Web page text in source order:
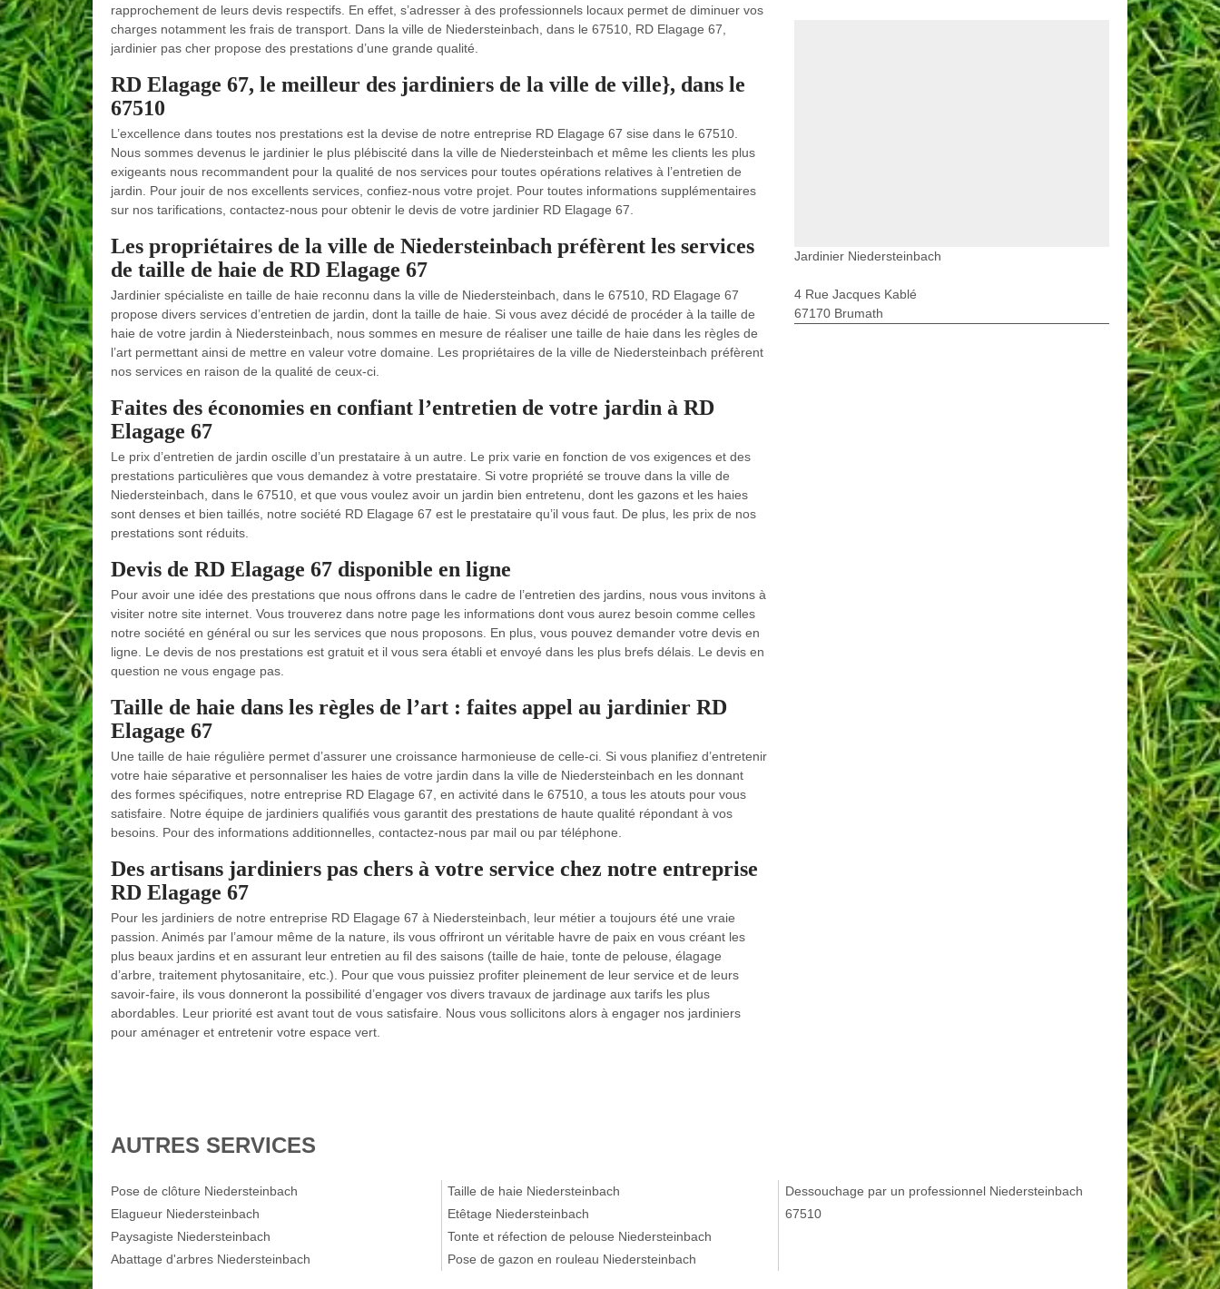
rapprochement de leurs devis respectifs. En effet, s’adresser à des professionnels locaux permet de diminuer vos
charges notamment les frais de transport. Dans la ville de Niedersteinbach, dans le 67510, RD Elagage 67,
jardinier pas cher propose des prestations d’une grande qualité.
RD Elagage 67, le meilleur des jardiniers de la ville de ville}, dans le
67510
L’excellence dans toutes nos prestations est la devise de notre entreprise RD Elagage 67 sise dans le 67510.
Nous sommes devenus le jardinier le plus plébiscité dans la ville de Niedersteinbach et même les clients les plus
exigeants nous recommandent pour la qualité de nos services pour toutes opérations relatives à l’entretien de
jardin. Pour jouir de nos excellents services, confiez-nous votre projet. Pour toutes informations supplémentaires
sur nos tarifications, contactez-nous pour obtenir le devis de votre jardinier RD Elagage 67.
Les propriétaires de la ville de Niedersteinbach préfèrent les services
de taille de haie de RD Elagage 67
Jardinier spécialiste en taille de haie reconnu dans la ville de Niedersteinbach, dans le 67510, RD Elagage 67
propose divers services d’entretien de jardin, dont la taille de haie. Si vous avez décidé de procéder à la taille de
haie de votre jardin à Niedersteinbach, nous sommes en mesure de réaliser une taille de haie dans les règles de
l’art permettant ainsi de mettre en valeur votre domaine. Les propriétaires de la ville de Niedersteinbach préfèrent
nos services en raison de la qualité de ceux-ci.
Faites des économies en confiant l’entretien de votre jardin à RD
Elagage 67
Le prix d’entretien de jardin oscille d’un prestataire à un autre. Le prix varie en fonction de vos exigences et des
prestations particulières que vous demandez à votre prestataire. Si votre propriété se trouve dans la ville de
Niedersteinbach, dans le 67510, et que vous voulez avoir un jardin bien entretenu, dont les gazons et les haies
sont denses et bien taillés, notre société RD Elagage 67 est le prestataire qu’il vous faut. De plus, les prix de nos
prestations sont réduits.
Devis de RD Elagage 67 disponible en ligne
Pour avoir une idée des prestations que nous offrons dans le cadre de l’entretien des jardins, nous vous invitons à
visiter notre site internet. Vous trouverez dans notre page les informations dont vous aurez besoin comme celles
notre société en général ou sur les services que nous proposons. En plus, vous pouvez demander votre devis en
ligne. Le devis de nos prestations est gratuit et il vous sera établi et envoyé dans les plus brefs délais. Le devis en
question ne vous engage pas.
Taille de haie dans les règles de l’art : faites appel au jardinier RD
Elagage 67
Une taille de haie régulière permet d’assurer une croissance harmonieuse de celle-ci. Si vous planifiez d’entretenir
votre haie séparative et personnaliser les haies de votre jardin dans la ville de Niedersteinbach en les donnant
des formes spécifiques, notre entreprise RD Elagage 67, en activité dans le 67510, a tous les atouts pour vous
satisfaire. Notre équipe de jardiniers qualifiés vous garantit des prestations de haute qualité répondant à vos
besoins. Pour des informations additionnelles, contactez-nous par mail ou par téléphone.
Des artisans jardiniers pas chers à votre service chez notre entreprise
RD Elagage 67
Pour les jardiniers de notre entreprise RD Elagage 67 à Niedersteinbach, leur métier a toujours été une vraie
passion. Animés par l’amour même de la nature, ils vous offriront un véritable havre de paix en vous créant les
plus beaux jardins et en assurant leur entretien au fil des saisons (taille de haie, tonte de pelouse, élagage
d’arbre, traitement phytosanitaire, etc.). Pour que vous puissiez profiter pleinement de leur service et de leurs
savoir-faire, ils vous donneront la possibilité d’engager vos divers travaux de jardinage aux tarifs les plus
abordables. Leur priorité est avant tout de vous satisfaire. Nous vous sollicitons alors à engager nos jardiniers
pour aménager et entretenir votre espace vert.
Jardinier Niedersteinbach
4 Rue Jacques Kablé
67170 Brumath
AUTRES SERVICES
Pose de clôture Niedersteinbach
Elagueur Niedersteinbach
Paysagiste Niedersteinbach
Abattage d'arbres Niedersteinbach
Taille de haie Niedersteinbach
Etêtage Niedersteinbach
Tonte et réfection de pelouse Niedersteinbach
Pose de gazon en rouleau Niedersteinbach
Dessouchage par un professionnel Niedersteinbach
67510